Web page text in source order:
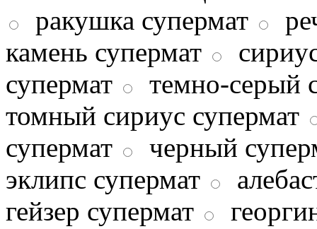
ракушка супермат
камень супермат
супермат
темно-серый
томный сириус супермат
супермат
черный
эклипс супермат
гейзер супермат